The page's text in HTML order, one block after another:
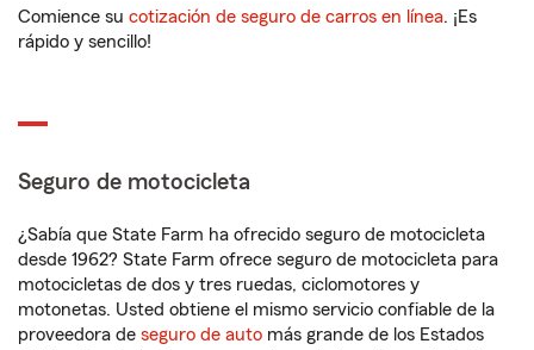
Comience su cotización de seguro de carros en línea. ¡Es
rápido y sencillo!
Seguro de motocicleta
¿Sabía que State Farm ha ofrecido seguro de motocicleta
desde 1962? State Farm ofrece seguro de motocicleta para
motocicletas de dos y tres ruedas, ciclomotores y
motonetas. Usted obtiene el mismo servicio confiable de la
proveedora de seguro de auto más grande de los Estados